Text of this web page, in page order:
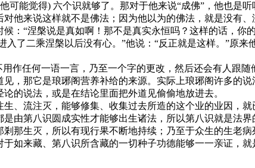
能觉得) 六个识就够了。那对于他来说“成佛”，他也是
他来说这样就不是佛法；因为他以为的佛法，就是没有
：“涅槃说是真如啊！那不是真实永恒吗？这样的话，你
了二乘涅槃以后没有心。”他说：“反正就是这样。”原来
作任何一语一言，乃至一个字的更改，然后还会有人跟
，那它是琅琊阁营养补给的来源。实际上琅琊阁许多的
的说法，或是在结论里面把外道见偷偷地放进去。
、流注灭，能够修集、收集过去所造的这个业的业因，
由第八识圆成实性才能够出生诸法，所以第八识就是法界
生灭，所以有现行果不断地持续；乃至于众生的生老病
如来藏、第八识所含藏的一切种子功德能够一一亲证，就